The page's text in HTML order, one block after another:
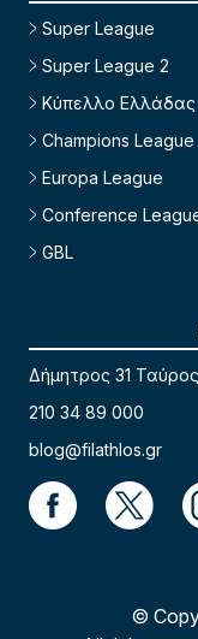
Super League
Super League 2
Κύπελλο Ελλάδας
Champions League
Europa League
Conference
GBL
Δήμητρος 31
210 34 89 000
blog@filathlos.gr
©